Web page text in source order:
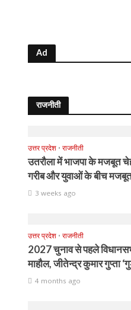
Ad
राजनीती
उत्तर प्रदेश • राजनीती
उतरौला में भाजपा के मजबूत
गरीब और युवाओं के बीच
3 weeks ago
उत्तर प्रदेश • राजनीती
2027 चुनाव से पहले
माहौल, जीतेन्द्र कुमार गुप्ता
4 months ago